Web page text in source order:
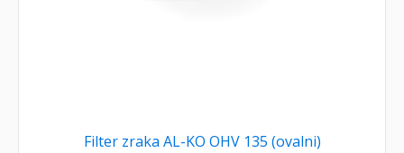
Filter zraka AL-KO OHV 135 (ovalni)